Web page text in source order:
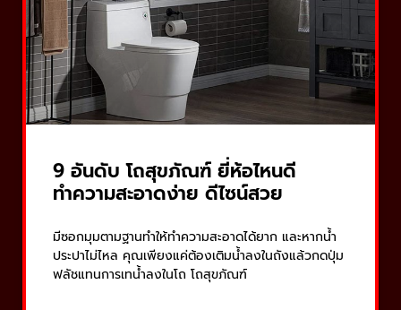
9 อันดับ โถสุขภัณฑ์ ยี่ห้อไหนดี
ทำความสะอาดง่าย ดีไซน์สวย
มีซอกมุมตามฐานทำให้ทำความสะอาดได้ยาก และหากน้ำ
ประปาไม่ไหล คุณเพียงแค่ต้องเติมน้ำลงในถังแล้วกดปุ่ม
ฟลัชแทนการเทน้ำลงในโถ โถสุขภัณฑ์